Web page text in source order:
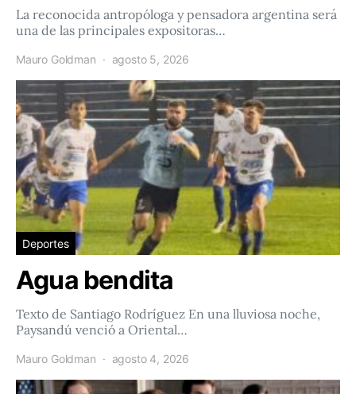
La reconocida antropóloga y pensadora argentina será
una de las principales expositoras…
Mauro Goldman agosto 5, 2026
Deportes
Agua bendita
Texto de Santiago Rodríguez En una lluviosa noche,
Paysandú venció a Oriental…
Mauro Goldman agosto 4, 2026